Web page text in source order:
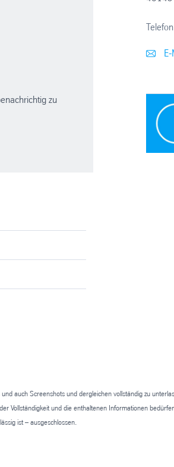
zu
auch Screenshots und dergleichen vollständig zu
Vollständigkeit und die enthaltenen Informationen
ist – ausgeschlossen.